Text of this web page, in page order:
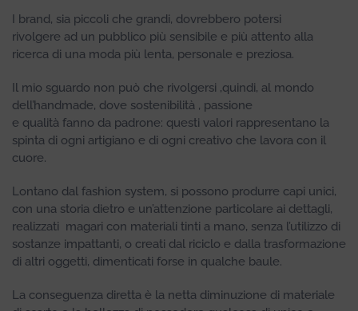
I brand, sia piccoli che grandi, dovrebbero potersi
rivolgere ad un pubblico più sensibile e più attento alla
ricerca di una moda più lenta, personale e preziosa.
Il mio sguardo non può che rivolgersi ,quindi, al mondo
dell’handmade, dove sostenibilità , passione
e qualità fanno da padrone: questi valori rappresentano la
spinta di ogni artigiano e di ogni creativo che lavora con il
cuore.
Lontano dal fashion system, si possono produrre capi unici,
con una storia dietro e un’attenzione particolare ai dettagli,
realizzati magari con materiali tinti a mano, senza l’utilizzo di
sostanze impattanti, o creati dal riciclo e dalla trasformazione
di altri oggetti, dimenticati forse in qualche baule.
La conseguenza diretta è la netta diminuzione di materiale